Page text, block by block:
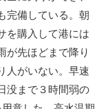
完備している。朝
を購入して港には
が先ほどまで降り
人がいない。早速
没まで３時間弱の